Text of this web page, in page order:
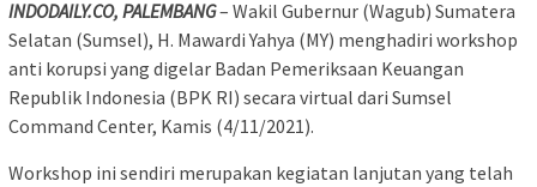
INDODAILY.CO, PALEMBANG– Wakil Gubernur (Wagub) Sumatera
Selatan (Sumsel), H. Mawardi Yahya (MY) menghadiri workshop
anti korupsi yang digelar Badan Pemeriksaan Keuangan
Republik Indonesia (BPK RI) secara virtual dari Sumsel
Command Center, Kamis (4/11/2021).
Workshop ini sendiri merupakan kegiatan lanjutan yang telah